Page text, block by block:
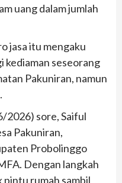
uang dalam jumlah
jasa itu mengaku
kediaman seseorang
Pakuniran, namun
2026) sore, Saiful
Pakuniran,
Probolinggo
Dengan langkah
pintu rumah sambil